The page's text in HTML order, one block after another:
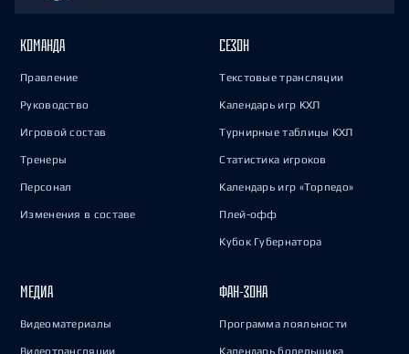
КОМАНДА
Правление
Руководство
Игровой состав
Тренеры
Персонал
Изменения в составе
СЕЗОН
Текстовые трансляции
Календарь игр КХЛ
Турнирные таблицы КХЛ
Статистика игроков
Календарь игр «Торпедо»
Плей-офф
Кубок Губернатора
МЕДИА
Видеоматериалы
Видеотрансляции
ФАН-ЗОНА
Программа лояльности
Календарь болельщика